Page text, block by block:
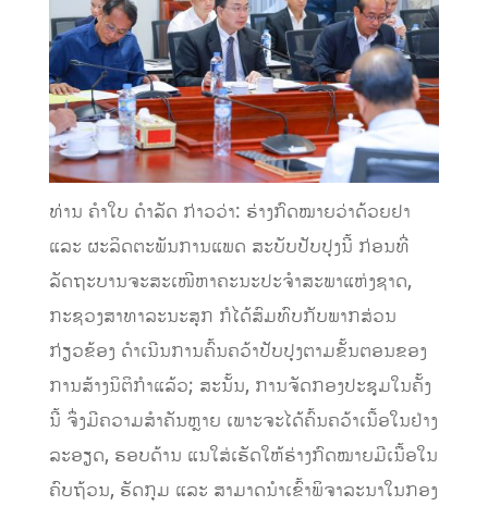
ທ່ານ ຄຳໃບ ດຳລັດ ກ່າວວ່າ: ຮ່າງກົດໝາຍວ່າດ້ວຍຢາ
ແລະ ຜະລິດຕະພັນການແພດ ສະບັບປັບປຸງນີ້ ກ່ອນທີ່
ລັດຖະບານຈະສະເໜີຫາຄະນະປະຈໍາສະພາແຫ່ງຊາດ,
ກະຊວງສາທາລະນະສຸກ ກໍໄດ້ສົມທົບກັບພາກສ່ວນ
ກ່ຽວຂ້ອງ ດໍາເນີນການຄົ້ນຄວ້າປັບປຸງຕາມຂັ້ນຕອນຂອງ
ການສ້າງນິຕິກໍາແລ້ວ; ສະນັ້ນ, ການຈັດກອງປະຊຸມໃນຄັ້ງ
ນີ້ ຈຶ່ງມີຄວາມສໍາຄັນຫຼາຍ ເພາະຈະໄດ້ຄົ້ນຄວ້າເນື້ອໃນຢ່າງ
ລະອຽດ, ຮອບດ້ານ ແນໃສ່ເຮັດໃຫ້ຮ່າງກົດໝາຍມີເນື້ອໃນ
ຄົບຖ້ວນ, ຮັດກຸມ ແລະ ສາມາດນໍາເຂົ້າພິຈາລະນາໃນກອງ